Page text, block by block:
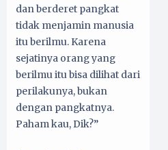
dan berderet pangkat
tidak menjamin manusia
itu berilmu. Karena
sejatinya orang yang
berilmu itu bisa dilihat dari
perilakunya, bukan
dengan pangkatnya.
Paham kau, Dik?”